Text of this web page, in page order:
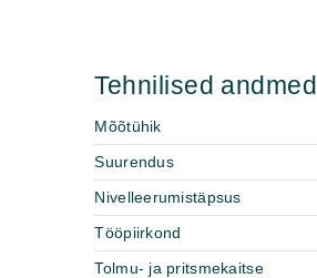
Tehnilised andmed
Mõõtühik
Suurendus
Nivelleerumistäpsus
Tööpiirkond
Tolmu- ja pritsmekaitse